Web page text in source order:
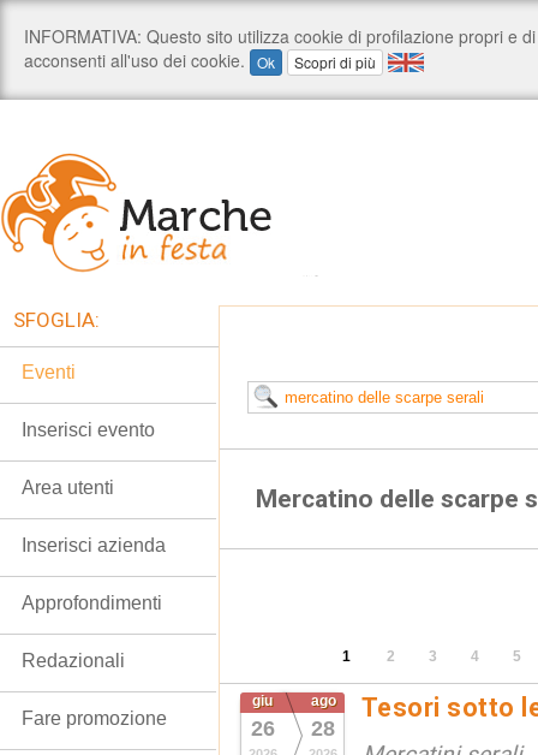
Mercatino delle scarpe
1 2 3 4 5
giu
26
ago
28
Tesori sotto
SFOGLIA:
Eventi
Inserisci evento
Area utenti
Inserisci azienda
Approfondimenti
Redazionali
Fare promozione